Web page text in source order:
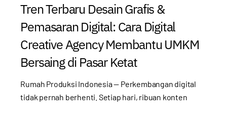
Tren Terbaru Desain Grafis &
Pemasaran Digital: Cara Digital
Creative Agency Membantu UMKM
Bersaing di Pasar Ketat
Rumah Produksi Indonesia — Perkembangan digital
tidak pernah berhenti. Setiap hari, ribuan konten